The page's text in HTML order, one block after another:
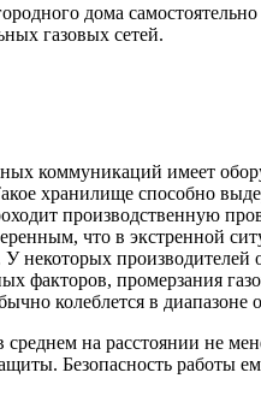
дома
газовых сетей.
коммуникаций имеет
хранилище способно
производственную
что в экстренной
производителей
промерзания
колеблется в диапазоне
на расстоянии не
Безопасность работы